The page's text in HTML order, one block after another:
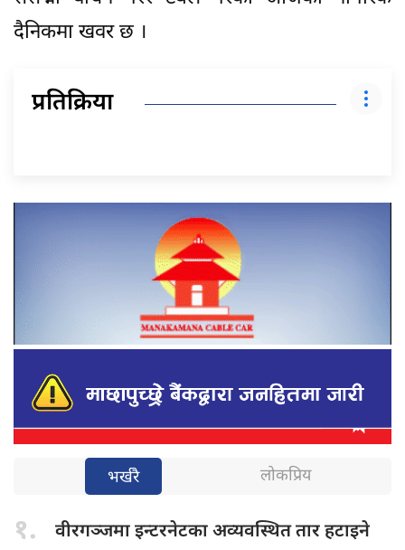
दैनिकमा खवर छ ।
प्रतिक्रिया
भर्खरै लोकप्रिय
१. वीरगञ्जमा इन्टरनेटकाअव्यवस्थित तार हटाइने